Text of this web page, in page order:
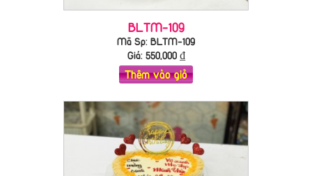
BLTM-109
Mã Sp: BLTM-109
Giá: 550,000₫
Thêm vào giỏ